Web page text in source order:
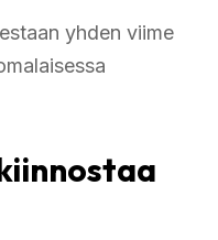
yhden viime